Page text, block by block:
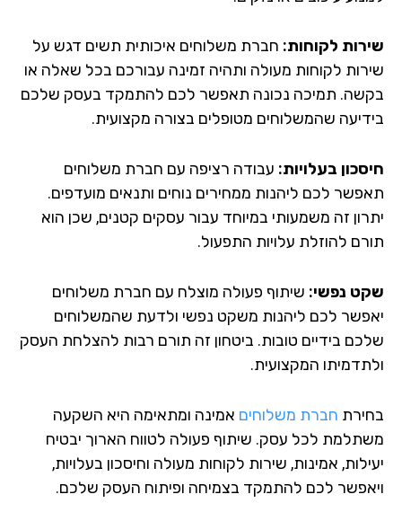
לקוחות:חברת משלוחים איכותית תשים דגש על
לקוחות מעולה ותהיה זמינה עבורכם בכל שאלה או
תמיכה נכונה תאפשר לכם להתמקד בעסק שלכם
שהמשלוחים מטופלים בצורה מקצועית.
בעלויות:עבודה רציפה עם חברת משלוחים
לכם ליהנות ממחירים נוחים ותנאים מועדפים.
זה משמעותי במיוחד עבור עסקים קטנים, שכן הוא
להוזלת עלויות התפעול.
נפשי:שיתוף פעולה מוצלח עם חברת משלוחים
לכם ליהנות משקט נפשי ולדעת שהמשלוחים
בידיים טובות. ביטחון זה תורם רבות להצלחת העסק
המקצועית.
חברת משלוחיםאמינה ומתאימה היא השקעה
לכל עסק. שיתוף פעולה לטווח הארוך יבטיח
אמינות, שירות לקוחות מעולה וחיסכון בעלויות,
לכם להתמקד בצמיחה ופיתוח העסק שלכם.